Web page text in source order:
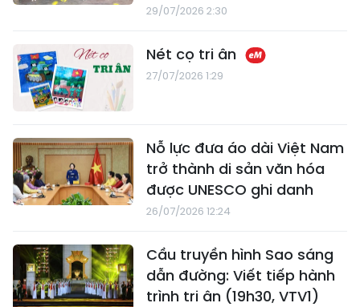
29/07/2026 2:30
Nét cọ tri ân
27/07/2026 1:29
Nỗ lực đưa áo dài Việt Nam
trở thành di sản văn hóa
được UNESCO ghi danh
26/07/2026 12:24
Cầu truyền hình Sao sáng
dẫn đường: Viết tiếp hành
trình tri ân (19h30, VTV1)